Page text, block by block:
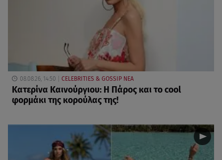
08.08.26, 14:50 CELEBRITIES & GOSSIP ΝΕΑ
Κατερίνα Καινούργιου: Η Πάρος και το cool
φορμάκι της κορούλας της!